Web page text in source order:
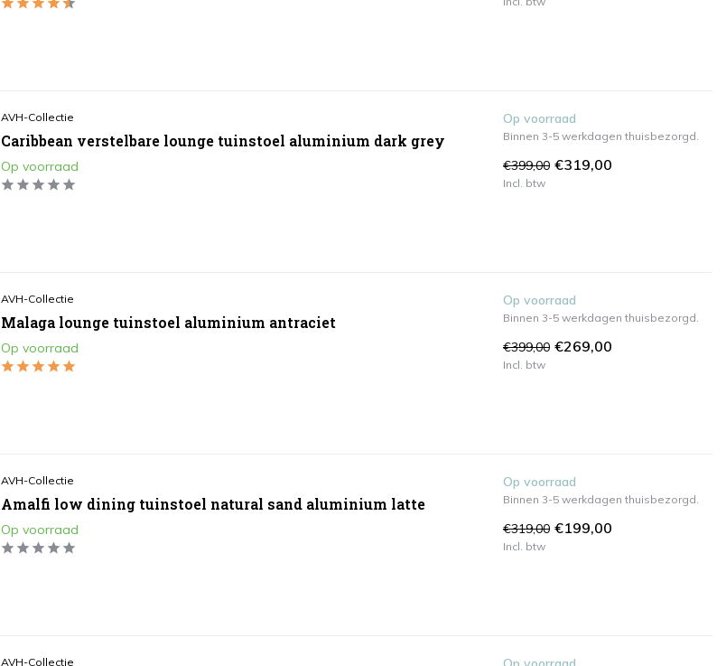
AVH-Collectie
Caribbean verstelbare lounge tuinstoel aluminium dark grey
Op voorraad
Op voorraad
Binnen 3-5 werkdagen thuisbezorgd.
€399,00 €319,00
Incl. btw
AVH-Collectie
Malaga lounge tuinstoel aluminium antraciet
Op voorraad
Op voorraad
Binnen 3-5 werkdagen thuisbezorgd.
€399,00 €269,00
Incl. btw
AVH-Collectie
Amalfi low dining tuinstoel natural sand aluminium latte
Op voorraad
Op voorraad
Binnen 3-5 werkdagen thuisbezorgd.
€319,00 €199,00
Incl. btw
AVH-Collectie